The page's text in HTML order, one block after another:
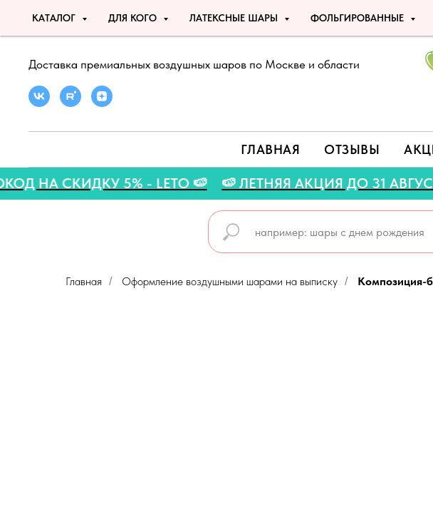
КАТАЛОГ ДЛЯ КОГО ЛАТЕКСНЫЕ ШАРЫ ФОЛЬГИРОВАННЫЕ
Доставка премиальных воздушных шаров по Москве и области
ГЛАВНАЯ ОТЗЫВЫ
НА СКИДКУ 5% - LETO 🍉 🍉 ЛЕТНЯЯ АКЦИЯ ДО 31
Главная / Оформление воздушными шарами на выписку / Композиция-